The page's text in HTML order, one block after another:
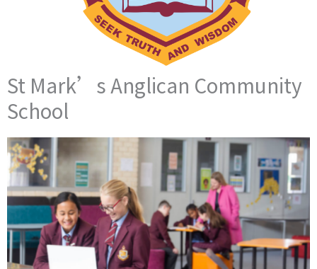
St Mark’s Anglican Community
School